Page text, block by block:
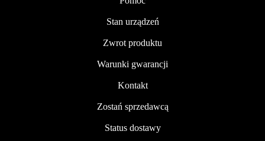
Stan urządzeń
Zwrot produktu
Warunki gwarancji
Kontakt
Zostań sprzedawcą
Status dostawy